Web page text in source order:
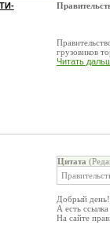
грузовиков
Читать
Цитата
Добрый день!
А есть
На сайте